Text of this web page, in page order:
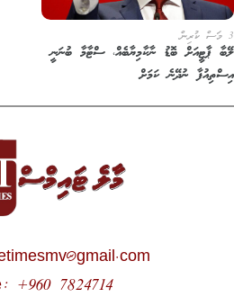
3 މަސް ކުރިން
ލޭބާ ޕާޓީއަށް ބޮޑު ނާކާމިޔާބެއް، ސްޓާމާ ބުނަނީ
އިސްތިއުފާ ނުދޭނެ ކަމަށް
+960 7824714